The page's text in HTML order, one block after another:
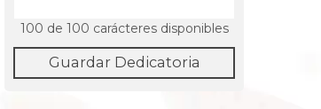
100 de 100 carácteres disponibles
Guardar Dedicatoria